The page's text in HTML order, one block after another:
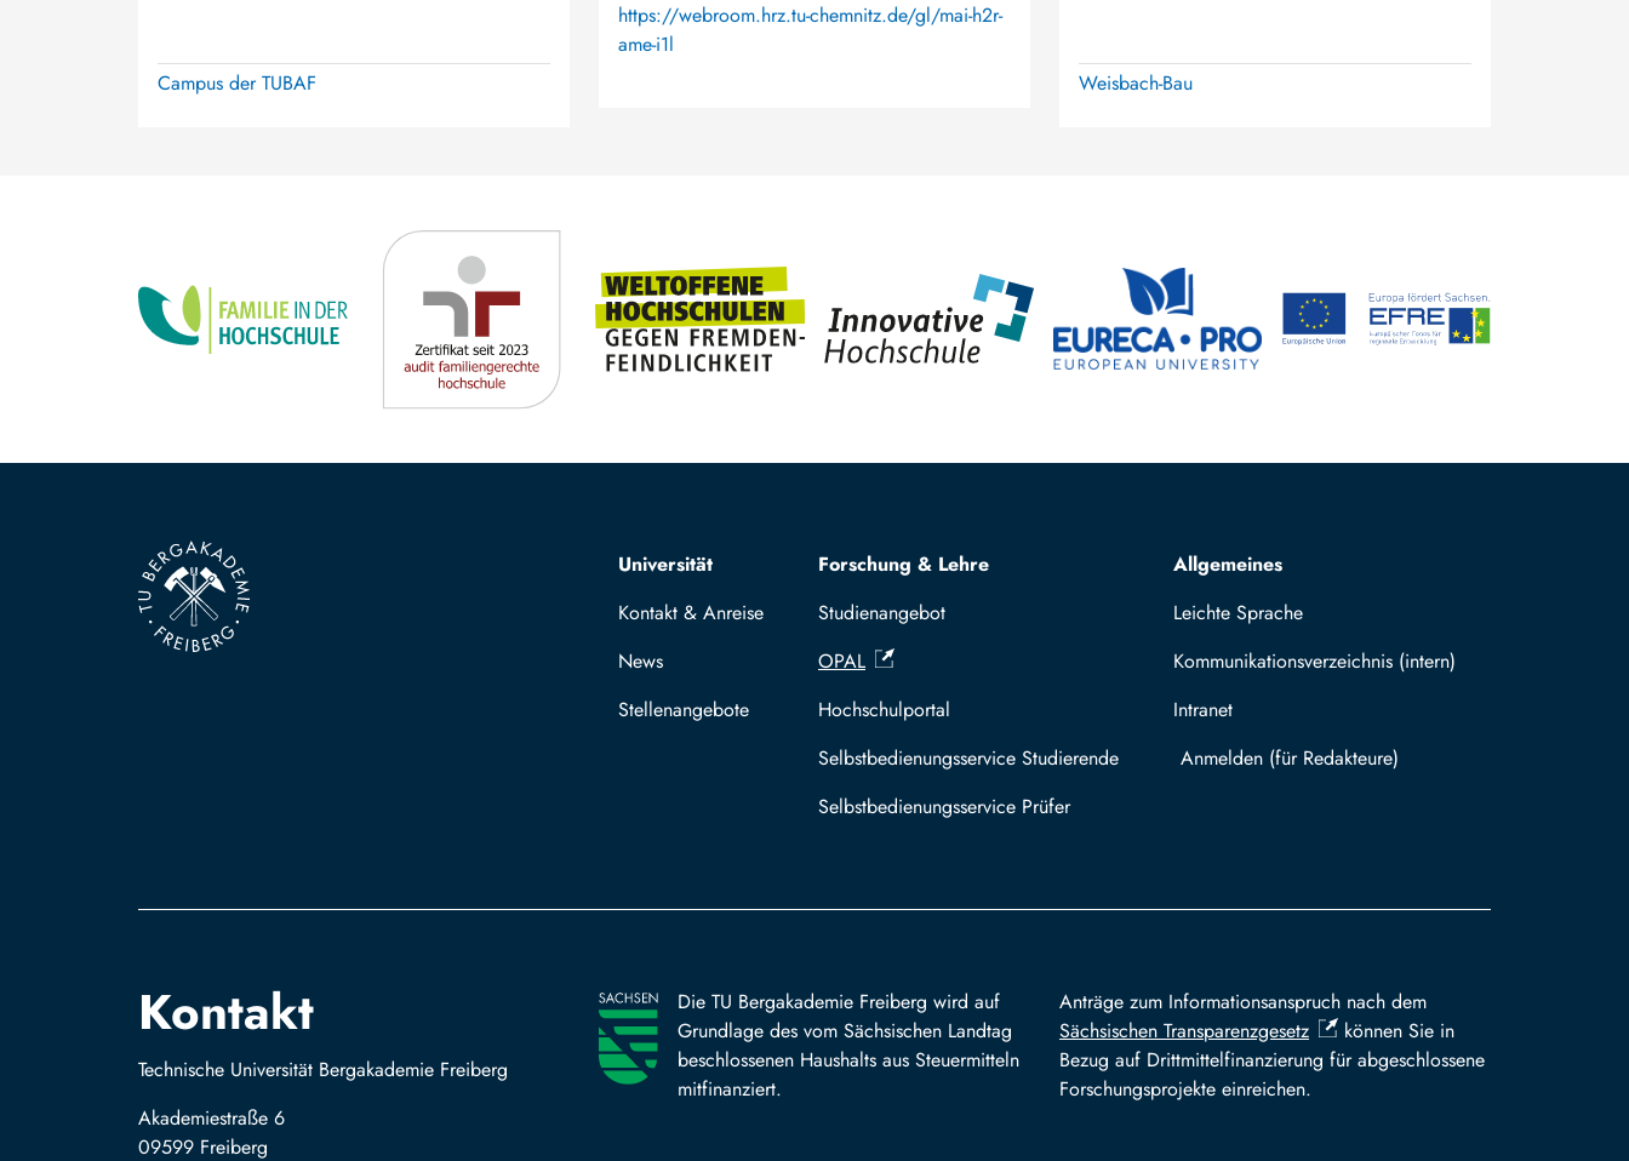
Campus der TUBAF
https://webroom.hrz.tu-chemnitz.de/gl/mai-h2r-
ame-i1l
Weisbach-Bau
Top navigation
Universität
Kontakt & Anreise
News
Stellenangebote
Forschung & Lehre
Studienangebot
OPAL
Hochschulportal
Selbstbedienungsservice Studierende
Selbstbedienungsservice Prüfer
Allgemeines
Leichte Sprache
Kommunikationsverzeichnis (intern)
Intranet
Mit TUBAF Login anmelden
Kontakt
Technische Universität Bergakademie Freiberg
Akademiestraße 6
09599 Freiberg
Die TU Bergakademie Freiberg wird auf
Grundlage des vom Sächsischen Landtag
beschlossenen Haushalts aus Steuermitteln
mitfinanziert.
Anträge zum Informationsanspruch nach dem
Sächsischen Transparenzgesetz
können Sie in
Bezug auf Drittmittelfinanzierung für abgeschlossene
Forschungsprojekte einreichen.